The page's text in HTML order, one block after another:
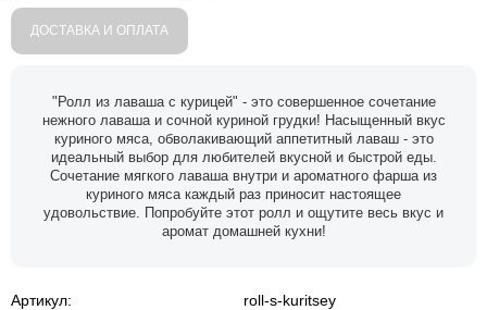
ДОСТАВКА И ОПЛАТА
"Ролл из лаваша с курицей" - это совершенное сочетание
нежного лаваша и сочной куриной грудки! Насыщенный вкус
куриного мяса, обволакивающий аппетитный лаваш - это
идеальный выбор для любителей вкусной и быстрой еды.
Сочетание мягкого лаваша внутри и ароматного фарша из
куриного мяса каждый раз приносит настоящее
удовольствие. Попробуйте этот ролл и ощутите весь вкус и
аромат домашней кухни!
Артикул:
roll-s-kuritsey